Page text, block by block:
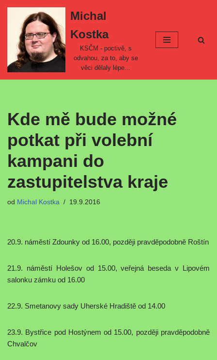
Přeskočit
obsah
Michal
Kostka
KSČM - poctivě, s
odvahou, za to, aby se
věci dělaly lépe...
Kde mě bude možné
potkat při volební
kampani do
zastupitelstva kraje
od Michal Kostka 19.9.2016
20.9. náměstí Zdounky od 16.00, později pravděpodobně Roštín
21.9. náměstí Holešov od 15.00, veřejná beseda v Lipovém
salonku zámku od 16.00
22.9. Smetanovy sady Uherské Hradiště od 14.00
23.9. Bystřice pod Hostýnem od 15.00, později pravděpodobně
Chvalčov